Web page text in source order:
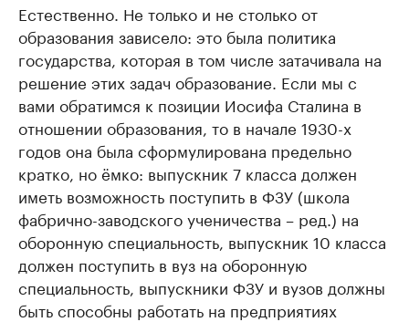
Естественно. Не только и не столько от
образования зависело: это была политика
государства, которая в том числе затачивала на
решение этих задач образование. Если мы с
вами обратимся к позиции Иосифа Сталина в
отношении образования, то в начале 1930-х
годов она была сформулирована предельно
кратко, но ёмко: выпускник 7 класса должен
иметь возможность поступить в ФЗУ (школа
фабрично-заводского ученичества – ред.) на
оборонную специальность, выпускник 10 класса
должен поступить в вуз на оборонную
специальность, выпускники ФЗУ и вузов должны
быть способны работать на предприятиях